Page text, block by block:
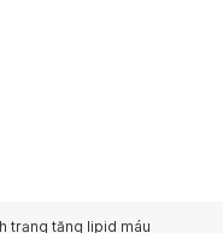
trạng tăng lipid máu